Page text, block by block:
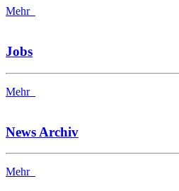
Mehr
Jobs
Mehr
News Archiv
Mehr